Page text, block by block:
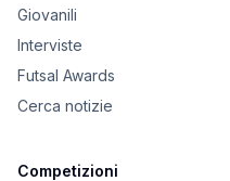
Giovanili
Interviste
Futsal Awards
Cerca notizie
Competizioni